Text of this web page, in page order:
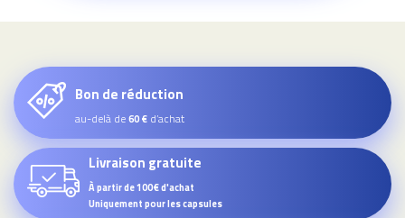
Bon de réduction
au-delà de60 € d’achat
Livraison gratuite
À partir de 100€ d'achat
Uniquement pour les capsules